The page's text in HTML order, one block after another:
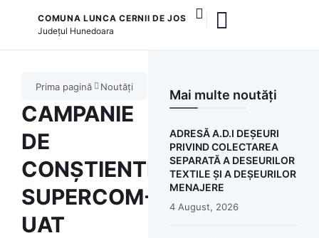
COMUNA LUNCA CERNII DE JOS
Județul Hunedoara
Prima pagină Noutăți
CAMPANIE
DE
CONȘTIENTIZARE
SUPERCOM-
UAT
Mai multe noutăți
ADRESĂ A.D.I DEȘEURI
PRIVIND COLECTAREA
SEPARATĂ A DESEURILOR
TEXTILE ȘI A DEȘEURILOR
MENAJERE
4 August, 2026